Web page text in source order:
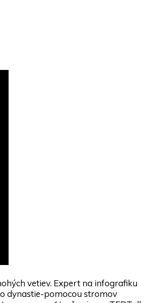
vetiev. Expert na infografiku
dynastie-pomocou stromov